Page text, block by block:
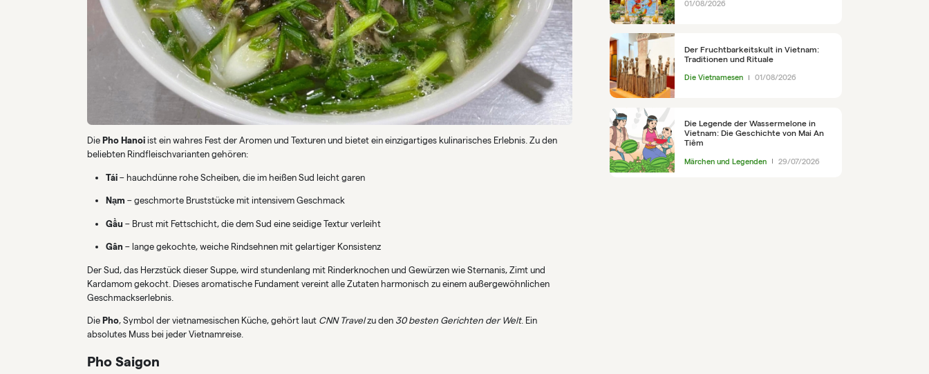
Die Pho Hanoi ist ein wahres Fest der Aromen und Texturen und bietet ein einzigartiges kulinarisches Erlebnis. Zu den
beliebten Rindfleischvarianten gehören:
Tái– hauchdünne rohe Scheiben, die im heißen Sud leicht garen
Nạm – geschmorte Bruststücke mit intensivem Geschmack
Gầu – Brust mit Fettschicht, die dem Sud eine seidige Textur verleiht
Gân – lange gekochte, weiche Rindsehnen mit gelartiger Konsistenz
Der Sud, das Herzstück dieser Suppe, wird stundenlang mit Rinderknochen und Gewürzen wie Sternanis, Zimt und
Kardamom gekocht. Dieses aromatische Fundament vereint alle Zutaten harmonisch zu einem außergewöhnlichen
Geschmackserlebnis.
Die Pho, Symbol der vietnamesischen Küche, gehört laut CNN Travelzu den 30 besten Gerichten der Welt. Ein
absolutes Muss bei jeder Vietnamreise.
Pho Saigon
01/08/2026
Der Fruchtbarkeitskult in Vietnam:
Traditionen und Rituale
Die Vietnamesen 01/08/2026
Die Legende der Wassermelone in
Vietnam: Die Geschichte von Mai An
Tiêm
Märchen und Legenden 29/07/2026